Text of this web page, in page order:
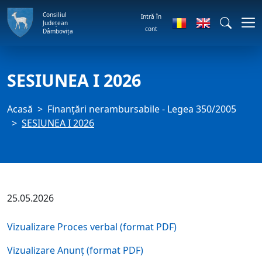
Consiliul
Județean
Dâmbovița
Intră în
cont
SESIUNEA I 2026
Acasă
Finanțări nerambursabile - Legea 350/2005
SESIUNEA I 2026
25.05.2026
Vizualizare Proces verbal (format PDF)
Vizualizare Anunț (format PDF)